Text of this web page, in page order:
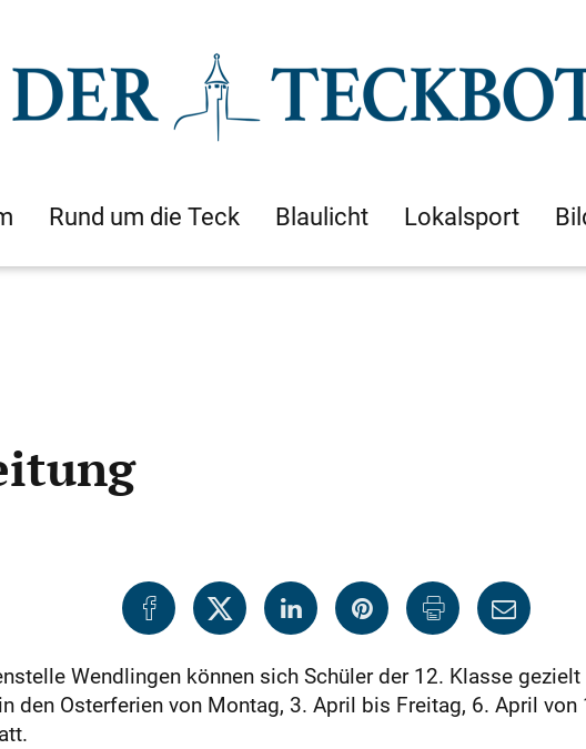
Rund um die Teck Blaulicht Lokalsport
Wendlingen können sich Schüler der 12. Klasse
den Osterferien von Montag, 3. April bis Freitag, 6. April